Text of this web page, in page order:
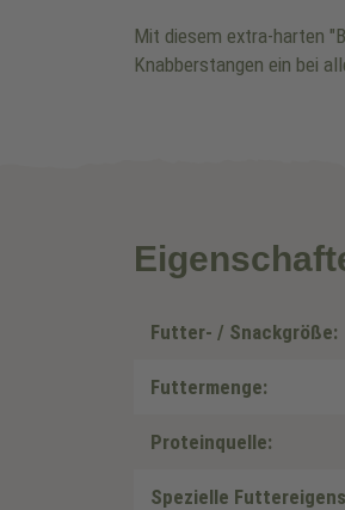
Mit diesem extra-harten
Knabberstangen ein bei
Futter- / Snackgröße:
Futtermenge:
Proteinquelle:
Spezielle